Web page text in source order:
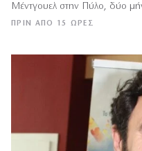
ΠΡΙΝ ΑΠΌ 15 ΏΡΕΣ
Μέντγουελ στην Πύλο, δύο